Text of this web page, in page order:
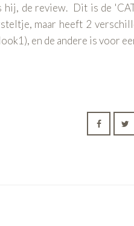
de review. Dit is de
maar heeft 2
en de andere is voor